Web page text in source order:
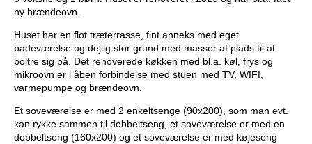
ny brændeovn.
Huset har en flot træterrasse, fint anneks med eget
badeværelse og dejlig stor grund med masser af plads til at
boltre sig på. Det renoverede køkken med bl.a. køl, frys og
mikroovn er i åben forbindelse med stuen med TV, WIFI,
varmepumpe og brændeovn.
Et soveværelse er med 2 enkeltsenge (90x200), som man evt.
kan rykke sammen til dobbeltseng, et soveværelse er med en
dobbeltseng (160x200) og et soveværelse er med køjeseng